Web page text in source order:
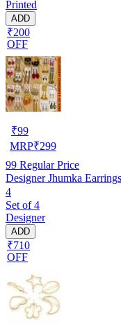
Printed
ADD
₹200
OFF
₹99
MRP₹299
99 Regular Price
Designer Jhumka
4
Set of 4
Designer
ADD
₹710
OFF